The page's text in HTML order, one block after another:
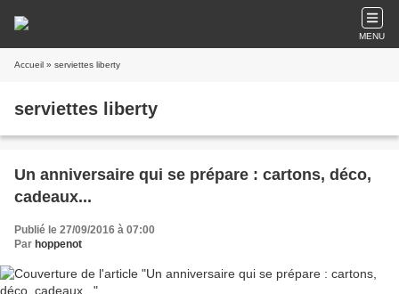
MENU
Accueil » serviettes liberty
serviettes liberty
Un anniversaire qui se prépare : cartons, déco,
cadeaux...
Publié le 27/09/2016 à 07:00
Par hoppenot